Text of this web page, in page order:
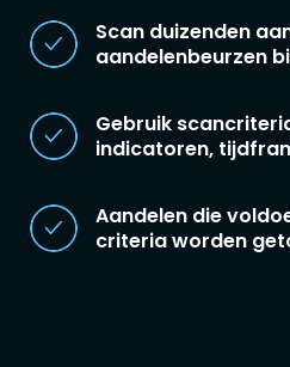
Scan duizenden
aandelenbeurzen
Gebruik
indicatoren,
Aandelen die
criteria worden